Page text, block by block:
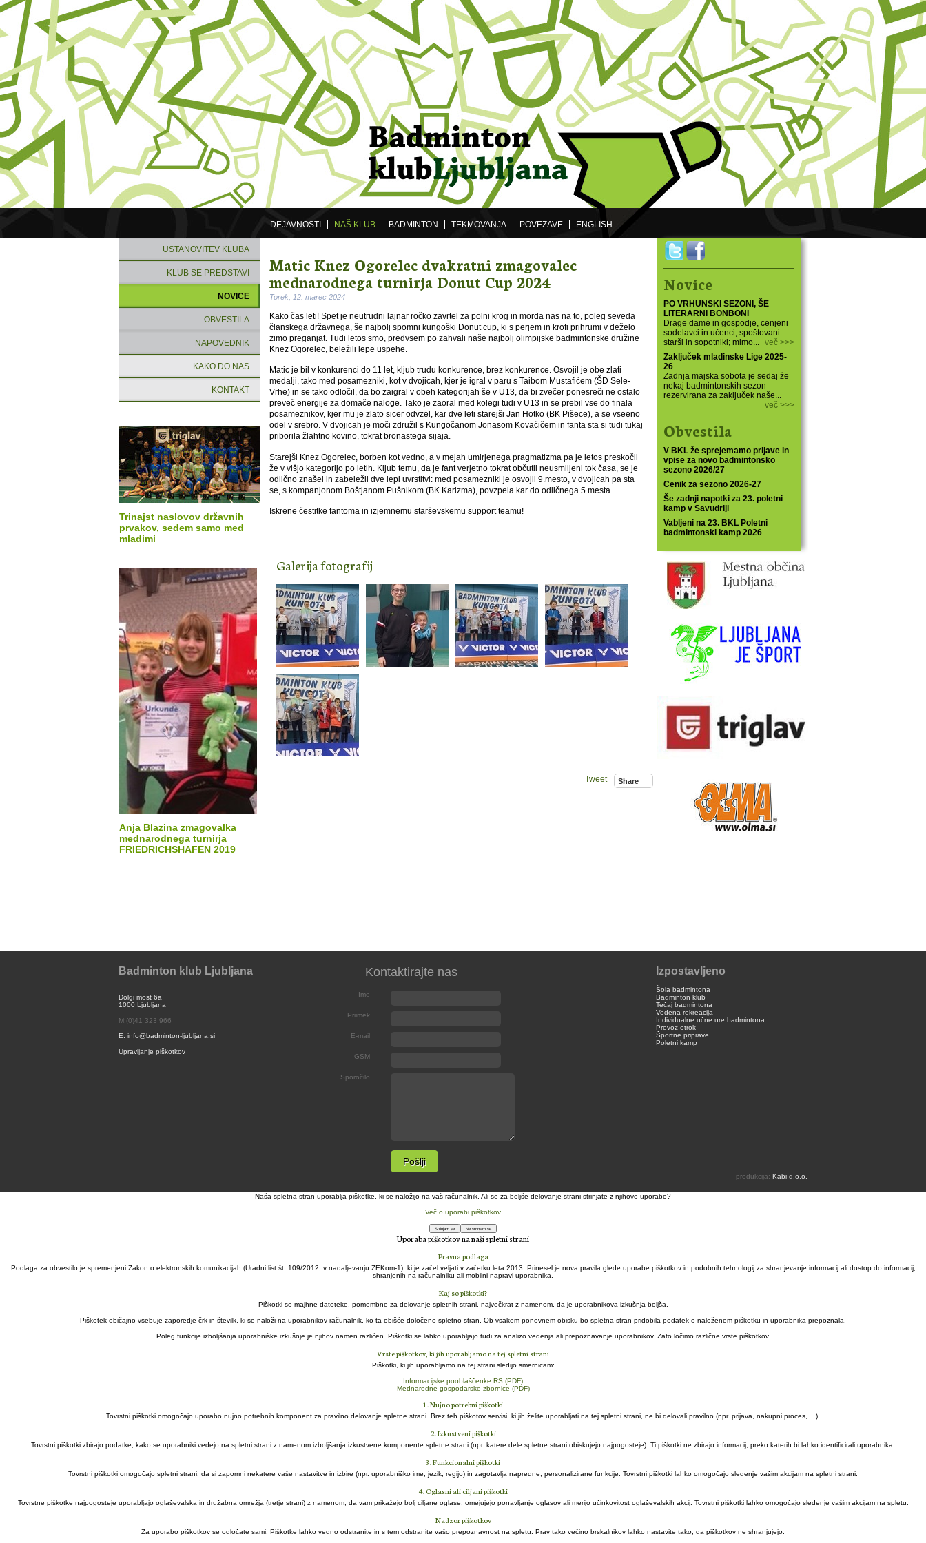
DEJAVNOSTI NAŠ KLUB BADMINTON TEKMOVANJA POVEZAVE ENGLISH
USTANOVITEV KLUBA
KLUB SE PREDSTAVI
NOVICE
OBVESTILA
NAPOVEDNIK
KAKO DO NAS
KONTAKT
Trinajst naslovov državnih
prvakov, sedem samo med
mladimi
Anja Blazina zmagovalka
mednarodnega turnirja
FRIEDRICHSHAFEN 2019
Matic Knez Ogorelec dvakratni zmagovalec
mednarodnega turnirja Donut Cup 2024
Torek, 12. marec 2024
Kako čas leti! Spet je neutrudni lajnar ročko zavrtel za polni krog in morda nas na to, poleg seveda
članskega državnega, še najbolj spomni kungoški Donut cup, ki s perjem in krofi prihrumi v deželo
zimo preganjat. Tudi letos smo, predvsem po zahvali naše najbolj olimpijske badmintonske družine
Knez Ogorelec, beležili lepe uspehe.
Matic je bil v konkurenci do 11 let, kljub trudu konkurence, brez konkurence. Osvojil je obe zlati
medalji, tako med posamezniki, kot v dvojicah, kjer je igral v paru s Taibom Mustafićem (ŠD Sele-
Vrhe) in se tako odločil, da bo zaigral v obeh kategorijah še v U13, da bi zvečer ponesreči ne ostalo
preveč energije za domače naloge. Tako je zaoral med kolegi tudi v U13 in se prebil vse do finala
posameznikov, kjer mu je zlato sicer odvzel, kar dve leti starejši Jan Hotko (BK Pišece), a se vseeno
odel v srebro. V dvojicah je moči združil s Kungočanom Jonasom Kovačičem in fanta sta si tudi tukaj
priborila žlahtno kovino, tokrat bronastega sijaja.
Starejši Knez Ogorelec, borben kot vedno, a v mejah umirjenega pragmatizma pa je letos preskočil
že v višjo kategorijo po letih. Kljub temu, da je fant verjetno tokrat občutil neusmiljeni tok časa, se je
odlično znašel in zabeležil dve lepi uvrstitvi: med posamezniki je osvojil 9.mesto, v dvojicah pa sta
se, s kompanjonom Boštjanom Pušnikom (BK Karizma), povzpela kar do odličnega 5.mesta.
Iskrene čestitke fantoma in izjemnemu starševskemu support teamu!
Galerija fotografij
Share
Tweet
Novice
PO VRHUNSKI SEZONI, ŠE
LITERARNI BONBONI
Drage dame in gospodje, cenjeni
sodelavci in učenci, spoštovani
starši in sopotniki; mimo... več >>>
Zaključek mladinske Lige 2025-
26
Zadnja majska sobota je sedaj že
nekaj badmintonskih sezon
rezervirana za zaključek naše...
več >>>
Obvestila
V BKL že sprejemamo prijave in
vpise za novo badmintonsko
sezono 2026/27
Cenik za sezono 2026-27
Še zadnji napotki za 23. poletni
kamp v Savudriji
Vabljeni na 23. BKL Poletni
badmintonski kamp 2026
Badminton klub Ljubljana
Dolgi most 6a
1000 Ljubljana
M:(0)41 323 966
E: info@badminton-ljubljana.si
Upravljanje piškotkov
Kontaktirajte nas
Ime
Priimek
E-mail
GSM
Sporočilo
Izpostavljeno
Šola badmintona
Badminton klub
Tečaj badmintona
Vodena rekreacija
Individualne učne ure badmintona
Prevoz otrok
Športne priprave
Poletni kamp
produkcija: Kabi d.o.o.
Naša spletna stran uporablja piškotke, ki se naložijo na vaš računalnik. Ali se za boljše delovanje strani strinjate z njihovo uporabo?
Več o uporabi piškotkov
Strinjam se Ne strinjam se
Uporaba piškotkov na naši spletni strani
Pravna podlaga
Podlaga za obvestilo je spremenjeni Zakon o elektronskih komunikacijah (Uradni list št. 109/2012; v nadaljevanju ZEKom-1), ki je začel veljati v začetku leta 2013. Prinesel je nova pravila glede uporabe piškotkov in podobnih tehnologij za shranjevanje informacij ali dostop do informacij,
shranjenih na računalniku ali mobilni napravi uporabnika.
Kaj so piškotki?
Piškotki so majhne datoteke, pomembne za delovanje spletnih strani, največkrat z namenom, da je uporabnikova izkušnja boljša.
Piškotek običajno vsebuje zaporedje črk in številk, ki se naloži na uporabnikov računalnik, ko ta obišče določeno spletno stran. Ob vsakem ponovnem obisku bo spletna stran pridobila podatek o naloženem piškotku in uporabnika prepoznala.
Poleg funkcije izboljšanja uporabniške izkušnje je njihov namen različen. Piškotki se lahko uporabljajo tudi za analizo vedenja ali prepoznavanje uporabnikov. Zato ločimo različne vrste piškotkov.
Vrste piškotkov, ki jih uporabljamo na tej spletni strani
Piškotki, ki jih uporabljamo na tej strani sledijo smernicam:
Informacijske pooblaščenke RS (PDF)
Mednarodne gospodarske zbornice (PDF)
1. Nujno potrebni piškotki
Tovrstni piškotki omogočajo uporabo nujno potrebnih komponent za pravilno delovanje spletne strani. Brez teh piškotov servisi, ki jih želite uporabljati na tej spletni strani, ne bi delovali pravilno (npr. prijava, nakupni proces, ...).
2. Izkustveni piškotki
Tovrstni piškotki zbirajo podatke, kako se uporabniki vedejo na spletni strani z namenom izboljšanja izkustvene komponente spletne strani (npr. katere dele spletne strani obiskujejo najpogosteje). Ti piškotki ne zbirajo informacij, preko katerih bi lahko identificirali uporabnika.
3. Funkcionalni piškotki
Tovrstni piškotki omogočajo spletni strani, da si zapomni nekatere vaše nastavitve in izbire (npr. uporabniško ime, jezik, regijo) in zagotavlja napredne, personalizirane funkcije. Tovrstni piškotki lahko omogočajo sledenje vašim akcijam na spletni strani.
4. Oglasni ali ciljani piškotki
Tovrstne piškotke najpogosteje uporabljajo oglaševalska in družabna omrežja (tretje strani) z namenom, da vam prikažejo bolj ciljane oglase, omejujejo ponavljanje oglasov ali merijo učinkovitost oglaševalskih akcij. Tovrstni piškotki lahko omogočajo sledenje vašim akcijam na spletu.
Nadzor piškotkov
Za uporabo piškotkov se odločate sami. Piškotke lahko vedno odstranite in s tem odstranite vašo prepoznavnost na spletu. Prav tako večino brskalnikov lahko nastavite tako, da piškotkov ne shranjujejo.